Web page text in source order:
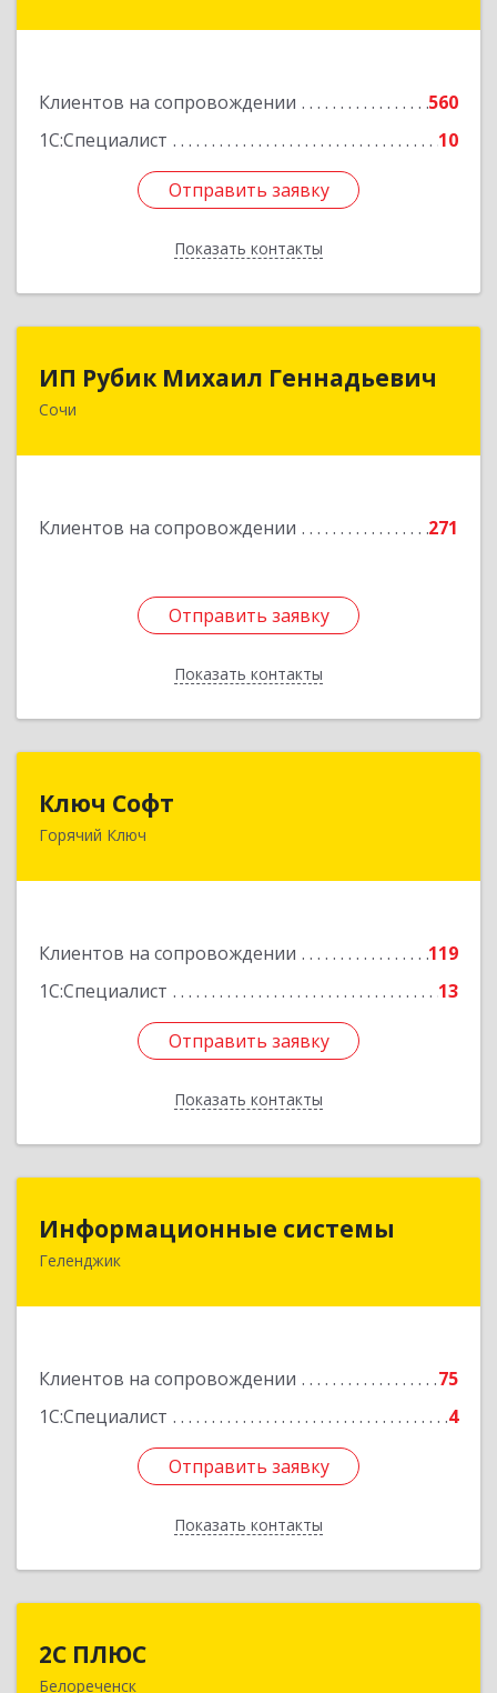
Клиентов на сопровождении
560
1С:Специалист
10
Отправить заявку
Показать контакты
Отправить заявку
Назад
ИП Рубик Михаил Геннадьевич
Сочи
Клиентов на сопровождении 271
Отправить заявку
Показать контакты
ИП Рубик Михаил Геннадьевич
Отправить заявку
Назад
Ключ Софт
Горячий Ключ
Клиентов на сопровождении
119
1С:Специалист
13
Отправить заявку
Показать контакты
353287, Краснодарский край, Горячий Ключ г,
Отправить заявку
Назад
Информационные системы
Геленджик
Клиентов на сопровождении
75
1С:Специалист
4
Отправить заявку
Показать контакты
353475, Краснодарский край, Геленджик г,
Отправить заявку
Назад
2С ПЛЮС
Белореченск